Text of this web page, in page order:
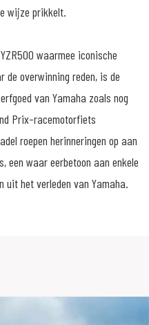
wijze prikkelt.
waarmee iconische
overwinning reden, is de
van Yamaha zoals nog
Prix-racemotorfiets
roepen herinneringen op aan
een waar eerbetoon aan enkele
het verleden van Yamaha.